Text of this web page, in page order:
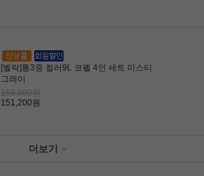
[벨락]통3중 컬러9L 코펠 4인 세트 미스티
그레이
168,000원
151,200원
더보기